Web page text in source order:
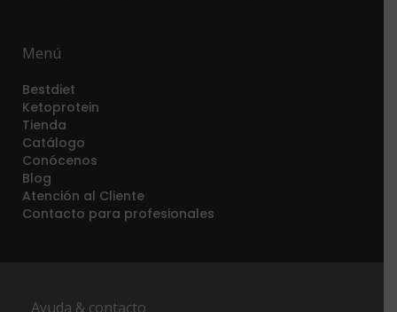
Menú
Bestdiet
Ketoprotein
Tienda
Catálogo
Conócenos
Blog
Atención al Cliente
Contacto para profesionales
Ayuda & contacto